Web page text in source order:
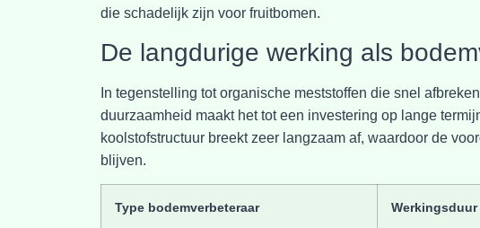
die schadelijk zijn voor fruitbomen.
De langdurige werking als
In tegenstelling tot organische meststoffen die snel
duurzaamheid maakt het tot een investering op lange
koolstofstructuur breekt zeer langzaam af, waardoor de
blijven.
Type bodemverbeteraar Werkingsduur